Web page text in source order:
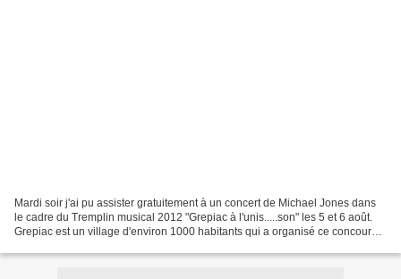
Mardi soir j'ai pu assister gratuitement à un concert de Michael Jones dans
le cadre du Tremplin musical 2012 "Grepiac à l'unis.....son" les 5 et 6 août.
Grepiac est un village d'environ 1000 habitants qui a organisé ce concours